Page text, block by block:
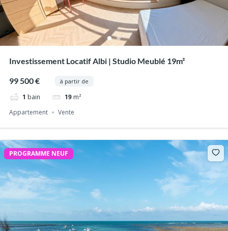
Investissement Locatif Albi | Studio Meublé 19m²
99 500 € à partir de
1 bain 19 m²
Appartement
Vente
PROGRAMME NEUF